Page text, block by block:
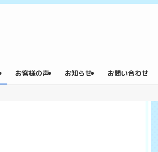
お客様の声 お知らせ お問い合わせ